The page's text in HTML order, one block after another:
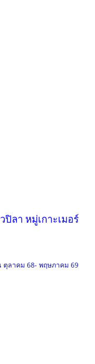
ปิลา หมู่เกาะเมอร์
ตุลาคม 68- พฤษภาคม 69